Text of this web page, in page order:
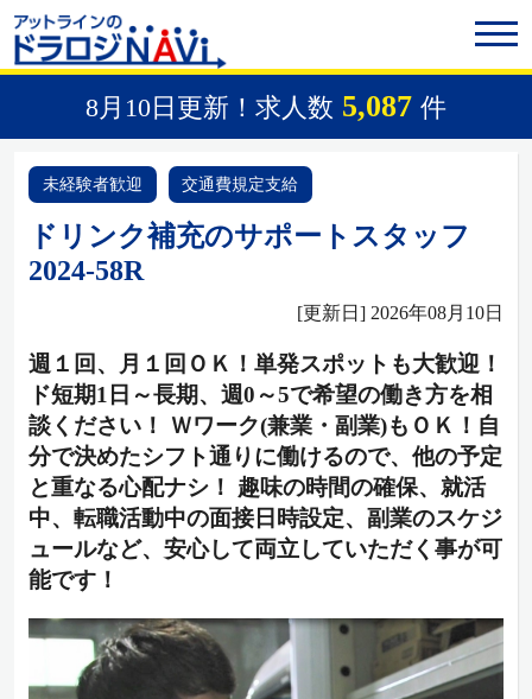
8月10日更新！求人数 5,087 件
未経験者歓迎 交通費規定支給
ドリンク補充のサポートスタッフ
2024-58R
[更新日] 2026年08月10日
週１回、月１回ＯＫ！単発スポットも大歓迎！
ド短期1日～長期、週0～5で希望の働き方を相
談ください！ Ｗワーク(兼業・副業)もＯＫ！自
分で決めたシフト通りに働けるので、他の予定
と重なる心配ナシ！ 趣味の時間の確保、就活
中、転職活動中の面接日時設定、副業のスケジ
ュールなど、安心して両立していただく事が可
能です！